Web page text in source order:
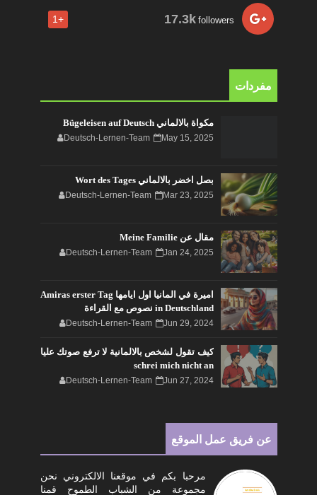
17.3kfollowers
+1
مفردات
مكواة بالالماني Bügeleisen auf Deutsch
Deutsch-Lernen-Team May 15, 2025
بصل اخضر بالالماني Wort des Tages
Deutsch-Lernen-Team Mar 23, 2025
مقال عن Meine Familie
Deutsch-Lernen-Team Jan 24, 2025
اميرة في المانيا اول ايامها Amiras erster Tag
in Deutschland نصوص مع القراءة
Deutsch-Lernen-Team Jun 29, 2024
كيف تقول لشخص بالالمانية لا ترفع صوتك عليا
schrei mich nicht an
Deutsch-Lernen-Team Jun 27, 2024
عن فريق عمل الموقع
مرحبا بكم في موقعنا الالكتروني نحن
مجموعة من الشباب الطموح قمنا